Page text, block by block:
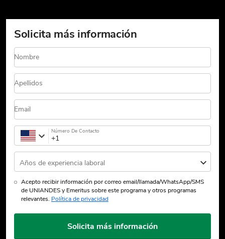
Solicita más información
Nombre
Apellidos
Email
Número De Contacto
Años de experiencia laboral
Acepto recibir información por correo email/llamada/WhatsApp/SMS
de UNIANDES y Emeritus sobre este programa y otros programas
relevantes. Política de privacidad
Solicita más información